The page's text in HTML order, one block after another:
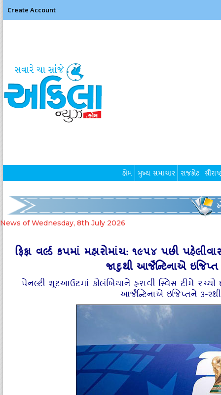
Create Account
હોમ મુખ્ય સમાચાર રાજકોટ
News of Wednesday, 8th July 2026
ફિફા વર્લ્ડ કપમાં મહારોમાંચ: ૧૯૫૪ પછી
જાદુથી આર્જેન્ટિનાએ
પેનલ્ટી શૂટઆઉટમાં કોલંબિયાને હરાવી સ્વિસ ટીમે
આર્જેન્ટિનાએ ઇજિપ્તને ૩-